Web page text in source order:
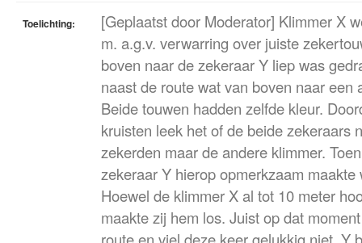
Toelichting:
[Geplaatst door Moderator] Klimmer X
m. a.g.v. verwarring over juiste
boven naar de zekeraar Y liep was
naast de route wat van boven naar een
Beide touwen hadden zelfde kleur.
kruisten leek het of de beide zekeraars
zekerden maar de andere klimmer.
zekeraar Y hierop opmerkzaam
Hoewel de klimmer X al tot 10 meter
maakte zij hem los. Juist op dat